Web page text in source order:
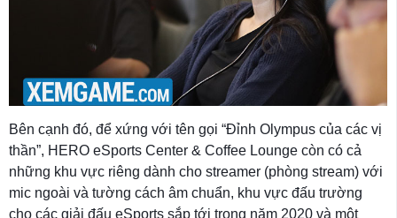
Bên cạnh đó, để xứng với tên gọi “Đỉnh Olympus của các vị
thần”, HERO eSports Center & Coffee Lounge còn có cả
những khu vực riêng dành cho streamer (phòng stream) với
mic ngoài và tường cách âm chuẩn, khu vực đấu trường
cho các giải đấu eSports sắp tới trong năm 2020 và một